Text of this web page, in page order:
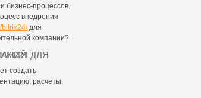
бизнес-процессов.
внедрения
bitrix24/для
компании?
КОМПАНИЙ
создать
расчеты,